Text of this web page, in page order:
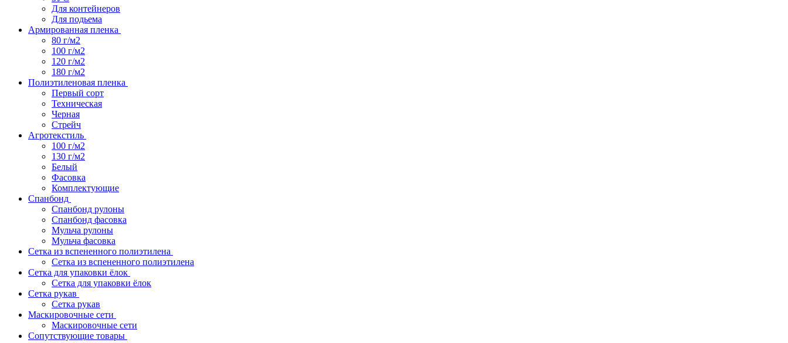
Для контейнеров
Для подьема
Армированная пленка
80 г/м2
100 г/м2
120 г/м2
180 г/м2
Полиэтиленовая пленка
Первый сорт
Техническая
Черная
Стрейч
Агротекстиль
100 г/м2
130 г/м2
Белый
Фасовка
Комплектующие
Спанбонд
Спанбонд рулоны
Спанбонд фасовка
Мульча рулоны
Мульча фасовка
Сетка из вспененного полиэтилена
Сетка из вспененного полиэтилена
Сетка для упаковки ёлок
Сетка для упаковки ёлок
Сетка рукав
Сетка рукав
Маскировочные сети
Маскировочные сети
Сопутствующие товары